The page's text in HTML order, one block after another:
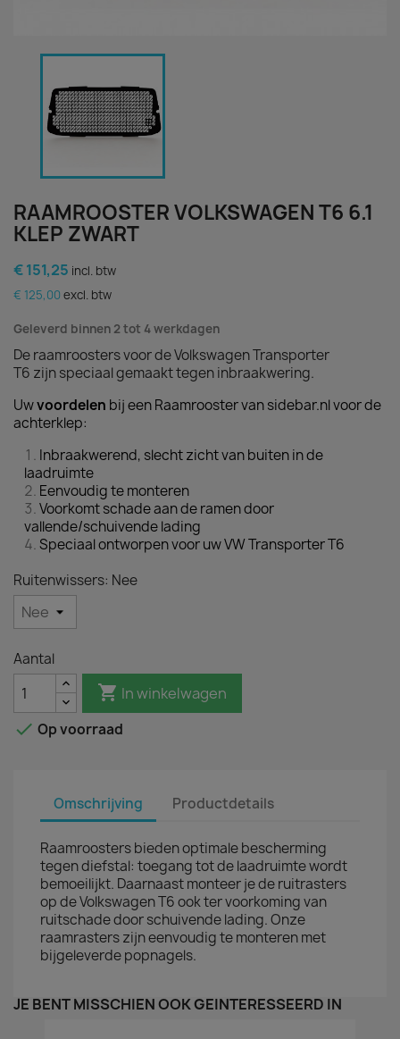
RAAMROOSTER VOLKSWAGEN T6 6.1
KLEP ZWART
€ 151,25 incl. btw
€ 125,00 excl. btw
Geleverd binnen 2 tot 4 werkdagen
De raamroosters voor de Volkswagen Transporter
T6 zijn speciaal gemaakt tegen inbraakwering.
Uwvoordelen bij een Raamrooster van sidebar.nl voor de
achterklep:
Inbraakwerend, slecht zicht van buiten in de
laadruimte
Eenvoudig te monteren
Voorkomt schade aan de ramen door
vallende/schuivende lading
Speciaal ontworpen voor uw VW Transporter T6
Ruitenwissers: Nee
Aantal
 In winkelwagen
 Op voorraad
Omschrijving Productdetails
Raamroosters bieden optimale bescherming
tegen diefstal: toegang tot de laadruimte wordt
bemoeilijkt. Daarnaast monteer je de ruitrasters
op de Volkswagen T6 ook ter voorkoming van
ruitschade door schuivende lading. Onze
raamrasters zijn eenvoudig te monteren met
bijgeleverde popnagels.
JE BENT MISSCHIEN OOK GEÏNTERESSEERD IN